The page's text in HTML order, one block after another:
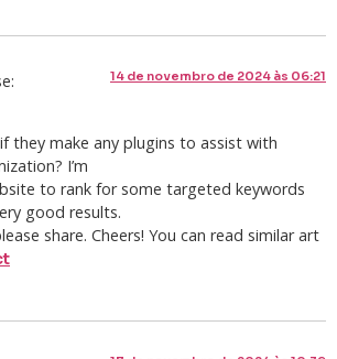
14 de novembro de 2024 às 06:21
they make any plugins to assist with
I’m
to rank for some targeted keywords
good results.
share. Cheers! You can read similar art